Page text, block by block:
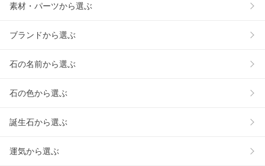
素材・パーツから選ぶ
ブランドから選ぶ
石の名前から選ぶ
石の色から選ぶ
誕生石から選ぶ
運気から選ぶ